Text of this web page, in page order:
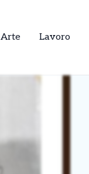
Arte Lavoro